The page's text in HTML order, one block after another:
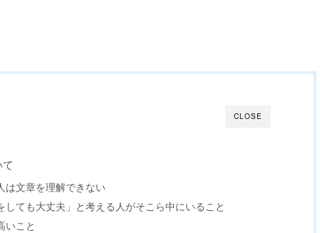
CLOSE
文章を理解できない
ても大丈夫」と考える人がそこら中にいること
いこと